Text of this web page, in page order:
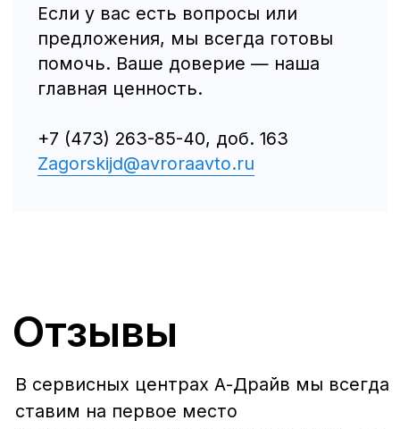
Сервис Nissan
Сервис Mercedes-Benz
Контакты
AITO SERES
Nissan
Haval
Evolute